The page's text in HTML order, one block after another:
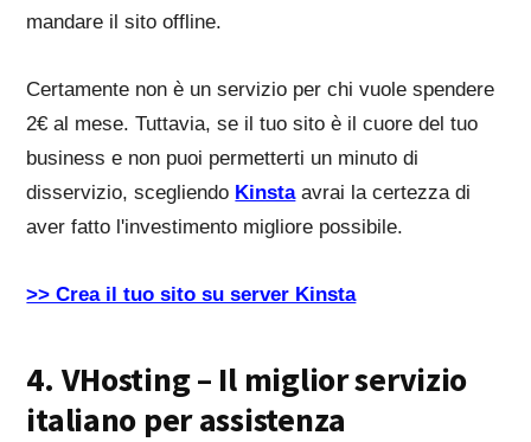
mandare il sito offline.
Certamente non è un servizio per chi vuole spendere
2€ al mese. Tuttavia, se il tuo sito è il cuore del tuo
business e non puoi permetterti un minuto di
disservizio, scegliendo Kinstaavrai la certezza di
aver fatto l'investimento migliore possibile.
>> Crea il tuo sito su server Kinsta
4. VHosting – Il miglior servizio
italiano per assistenza